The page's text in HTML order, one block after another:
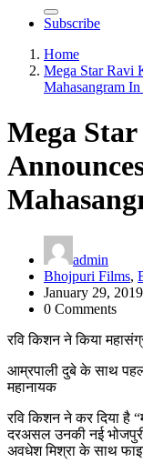
Subscribe
Home
Mega Star Ravi
Mahasangram
Mega
admin
Bhojpuri Films,
January 29, 2019
0 Comments
रवि किशन ने किया
आम्रपाली दुबे के साथ
महानायक
रवि किशन ने कर दिया है
दरअसल उनकी नई
अवधेश मिश्रा के साथ